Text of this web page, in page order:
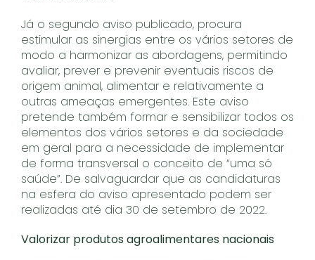
Já o segundo aviso publicado, procura
estimular as sinergias entre os vários setores de
modo a harmonizar as abordagens, permitindo
avaliar, prever e prevenir eventuais riscos de
origem animal, alimentar e relativamente a
outras ameaças emergentes. Este aviso
pretende também formar e sensibilizar todos os
elementos dos vários setores e da sociedade
em geral para a necessidade de implementar
de forma transversal o conceito de “uma só
saúde”. De salvaguardar que as candidaturas
na esfera do aviso apresentado podem ser
realizadas até dia 30 de setembro de 2022.
Valorizar produtos agroalimentares nacionais